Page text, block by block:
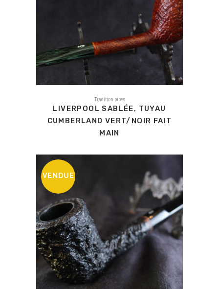
Tradition pipes
LIVERPOOL SABLÉE, TUYAU
CUMBERLAND VERT/NOIR FAIT
MAIN
VENDUE